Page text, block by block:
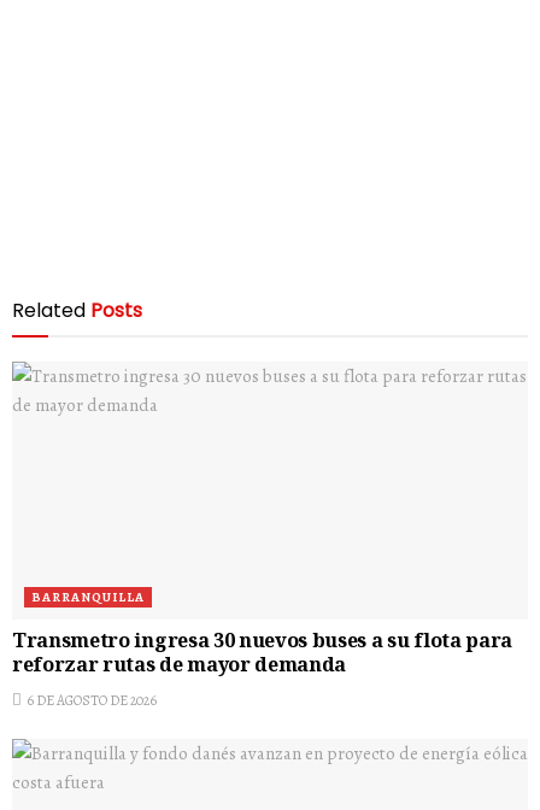
Related Posts
BARRANQUILLA
Transmetro ingresa 30 nuevos buses a su flota para
reforzar rutas de mayor demanda
6 DE AGOSTO DE 2026